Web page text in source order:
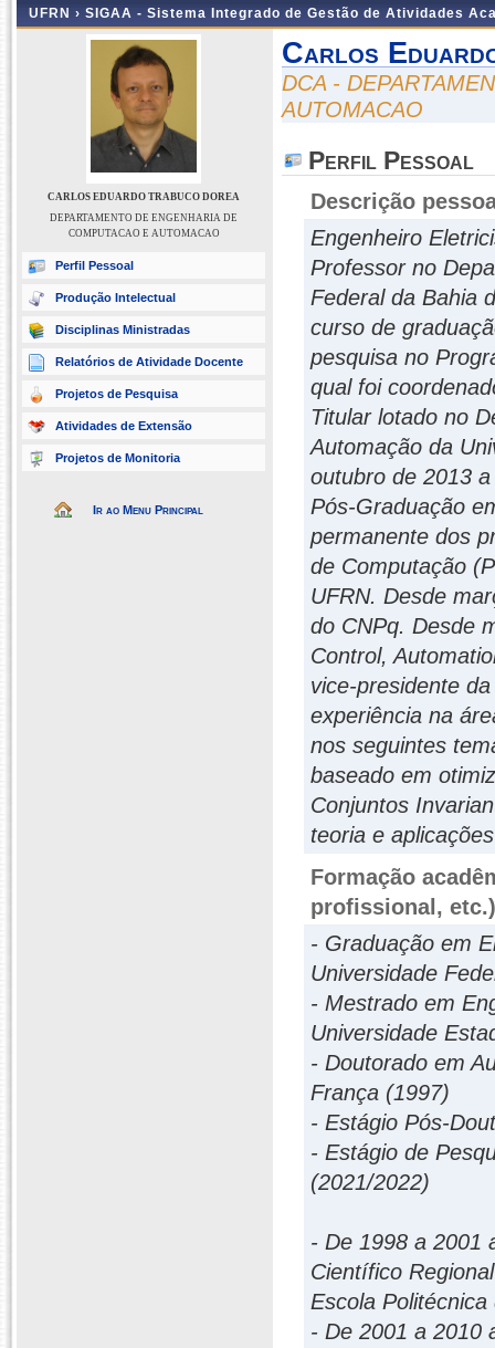
UFRN › SIGAA - Sistema Integrado de Gestão de Atividades
CARLOS EDUARDO TRABUCO DOREA
DEPARTAMENTO DE ENGENHARIA DE
COMPUTACAO E AUTOMACAO
Perfil Pessoal
Produção Intelectual
Disciplinas Ministradas
Relatórios de Atividade Docente
Projetos de Pesquisa
Atividades de Extensão
Projetos de Monitoria
Ir ao Menu Principal
Carlos
DCA -
AUTOMACAO
Perfil Pessoal
Descrição
Engenheiro
Professor no
Federal da Bahia
curso de
pesquisa no
qual foi
Titular lotado no
Automação da
outubro de 2013
Pós-Graduação
permanente dos
de Computação
UFRN. Desde
do CNPq. Desde
Control,
vice-presidente
experiência na
nos seguintes
baseado em
Conjuntos
teoria e
Formação
profissional, etc.)
- Graduação em
Universidade
- Mestrado em
Universidade
- Doutorado em
França (1997)
- Estágio Pós-
- Estágio de
(2021/2022)
- De 1998 a 2001
Científico
Escola
- De 2001 a 2010